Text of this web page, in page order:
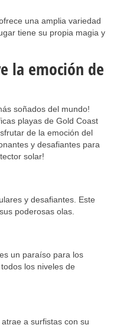
una amplia variedad
tiene su propia magia y
la emoción de
soñados del mundo!
playas de Gold Coast
de la emoción del
y desafiantes para
solar!
y desafiantes. Este
poderosas olas.
un paraíso para los
los niveles de
a surfistas con su